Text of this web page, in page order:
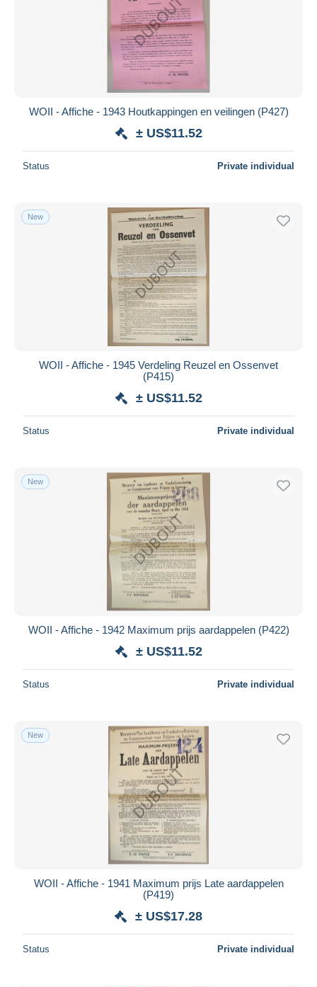
WOII - Affiche - 1943 Houtkappingen en veilingen (P427)
± US$11.52
Status Private individual
New
WOII - Affiche - 1945 Verdeling Reuzel en Ossenvet
(P415)
± US$11.52
Status Private individual
New
WOII - Affiche - 1942 Maximum prijs aardappelen (P422)
± US$11.52
Status Private individual
New
WOII - Affiche - 1941 Maximum prijs Late aardappelen
(P419)
± US$17.28
Status Private individual